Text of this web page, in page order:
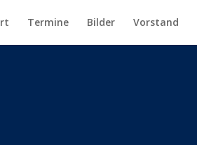
Termine Bilder Vorstand